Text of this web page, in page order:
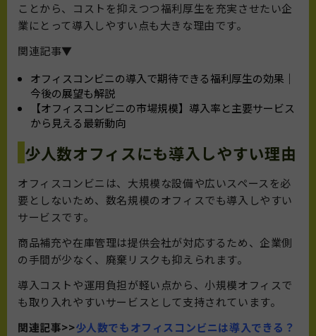
ことから、コストを抑えつつ福利厚生を充実させたい企
業にとって導入しやすい点も大きな理由です。
関連記事▼
オフィスコンビニの導入で期待できる福利厚生の効果｜
今後の展望も解説
【オフィスコンビニの市場規模】導入率と主要サービス
から見える最新動向
少人数オフィスにも導入しやすい理由
オフィスコンビニは、大規模な設備や広いスペースを必
要としないため、数名規模のオフィスでも導入しやすい
サービスです。
商品補充や在庫管理は提供会社が対応するため、企業側
の手間が少なく、廃棄リスクも抑えられます。
導入コストや運用負担が軽い点から、小規模オフィスで
も取り入れやすいサービスとして支持されています。
関連記事>>少人数でもオフィスコンビニは導入できる？